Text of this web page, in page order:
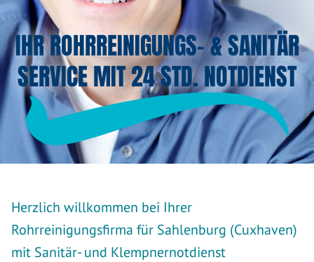
IHR ROHRREINIGUNGS- & SANITÄR
SERVICE MIT 24 STD. NOTDIENST
Herzlich willkommen bei Ihrer
Rohrreinigungsfirma für Sahlenburg (Cuxhaven)
mit Sanitär- und Klempnernotdienst